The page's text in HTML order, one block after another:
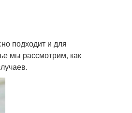
подходит и для
мы рассмотрим, как